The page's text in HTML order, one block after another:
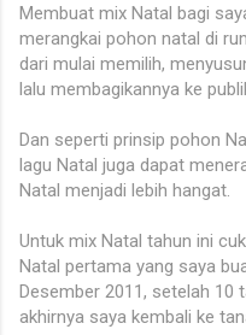
Membuat mix Natal bagi
merangkai pohon natal di
dari mulai memilih,
lalu membagikannya ke
Dan seperti prinsip pohon
lagu Natal juga dapat
Natal menjadi lebih hangat.
Untuk mix Natal tahun ini
Natal pertama yang saya
Desember 2011, setelah 10
akhirnya saya kembali ke